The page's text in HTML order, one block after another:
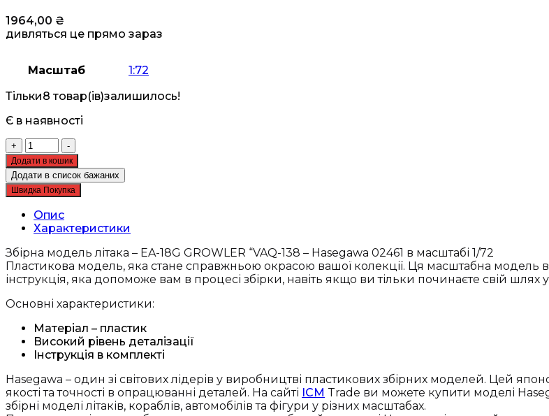
1964,00 ₴
дивляться це прямо зараз
Масштаб
1:72
Тільки8 товар(ів)залишилось!
Є в наявності
+
Збірна
модель
літака
-
EA-
18G
GROWLER
"VAQ-
138
-
Hasegawa
кількість
-
Додати в кошик
Додати в список бажаних
Швидка Покупка
Опис
Характеристики
Збірна модель літака – EA-18G GROWLER “VAQ-138 – Hasegawa 02461 в масштабі 1/72
Пластикова модель, яка стане справжньою окрасою вашої колекції. Ця масштабна модель
інструкція, яка допоможе вам в процесі збірки, навіть якщо ви тільки починаєте свій шлях
Основні характеристики:
Матеріал – пластик
Високий рівень деталізації
Інструкція в комплекті
Hasegawa – один зі світових лідерів у виробництві пластикових збірних моделей. Цей
якості та точності в опрацюванні деталей. На сайті ICM Trade ви можете купити моделі
збірні моделі літаків, кораблів, автомобілів та фігури у різних масштабах.